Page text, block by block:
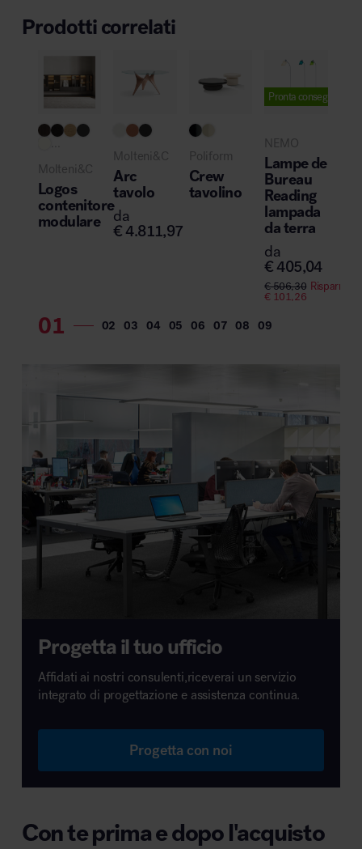
Prodotti correlati
Molteni&C
Logos
contenitore
modulare
Molteni&C
Arc
tavolo
da
€ 4.811,97
Poliform
Crew
tavolino
Pronta consegna
NEMO
Lampe de
Bureau
Reading
lampada
da terra
da
€ 405,04
€506,30 Risparmi
€101,26
Progetta il tuo ufficio
Affidati ai nostri consulenti,riceverai un servizio
integrato di progettazione e assistenza continua.
Progetta con noi
Con te prima e dopo l'acquisto